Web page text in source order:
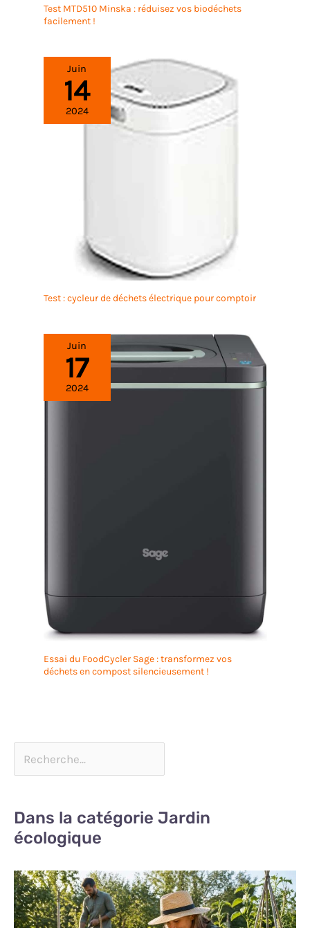
Test MTD510 Minska : réduisez vos biodéchets
facilement !
Juin
14
2024
Test : cycleur de déchets électrique pour comptoir
Juin
17
2024
Essai du FoodCycler Sage : transformez vos
déchets en compost silencieusement !
Dans la catégorie Jardin
écologique